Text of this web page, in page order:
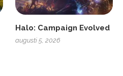
Halo: Campaign Evolved
augusti 5, 2026